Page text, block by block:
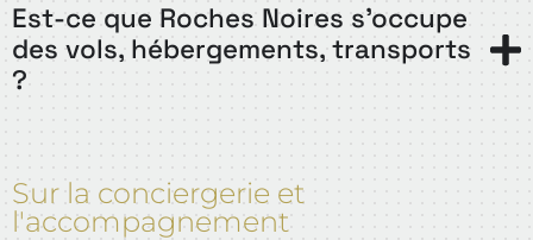
Est-ce que Roches Noires s'occupe
des vols, hébergements, transports
?
Sur la conciergerie et
l'accompagnement